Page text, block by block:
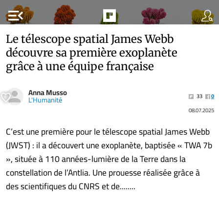
menu_open
Le télescope spatial James Webb
découvre sa première exoplanète
grâce à une équipe française
Anna Musso
L'Humanité 33
0
08.07.2025
C’est une première pour le télescope spatial James Webb
(JWST) : il a découvert une exoplanète, baptisée « TWA 7b
», située à 110 années-lumière de la Terre dans la
constellation de l’Antlia. Une prouesse réalisée grâce à
des scientifiques du CNRS et de........